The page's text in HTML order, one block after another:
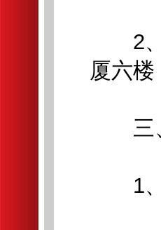
2、
厦六楼
三、
1、